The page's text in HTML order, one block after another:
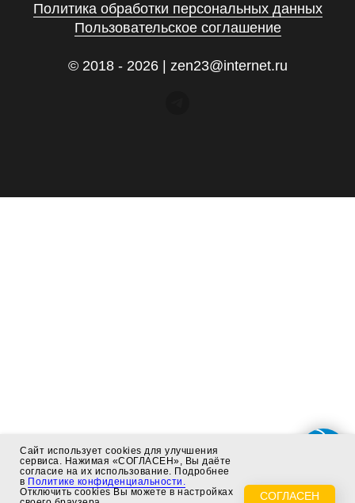
Политика обработки персональных данных
Пользовательское соглашение
© 2018 - 2026 | zen23@internet.ru
Сайт использует cookies для улучшения
сервиса. Нажимая «СОГЛАСЕН», Вы даёте
согласие на их использование. Подробнее
в Политике конфиденциальности.
Отключить cookies Вы можете в настройках
СОГЛАСЕН